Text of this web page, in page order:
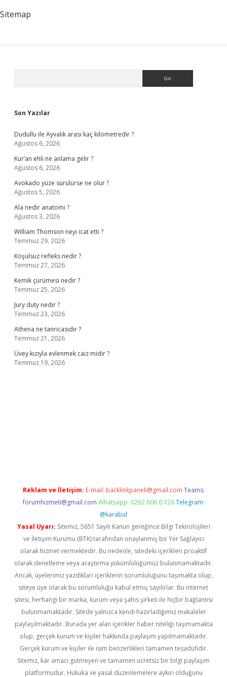
Sitemap
Son Yazılar
Dudullu ile Ayvalık arası kaç kilometredir ?
Ağustos 6, 2026
Kur’an ehli ne anlama gelir ?
Ağustos 6, 2026
Avokado yüze sürülürse ne olur ?
Ağustos 5, 2026
Ala nedir anatomi ?
Ağustos 3, 2026
William Thomson neyi icat etti ?
Temmuz 29, 2026
Koşulsuz refleks nedir ?
Temmuz 27, 2026
Kemik çürümesi nedir ?
Temmuz 25, 2026
Jury duty nedir ?
Temmuz 23, 2026
Athena ne tanricasıdır ?
Temmuz 21, 2026
Üvey kızıyla evlenmek caiz midir ?
Temmuz 19, 2026
Reklam ve İletişim: E-mail: backlinkpaneli@gmail.com Teams:
forumhizmeti@gmail.com Whatsapp: 0262 606 0 726 Telegram:
@karabul
Yasal Uyarı: Sitemiz, 5651 Sayılı Kanun gereğince Bilgi Teknolojileri
ve İletişim Kurumu (BTK) tarafından onaylanmış bir Yer Sağlayıcı
olarak hizmet vermektedir. Bu nedenle, sitedeki içerikleri proaktif
olarak denetleme veya araştırma yükümlülüğümüz bulunmamaktadır.
Ancak, üyelerimiz yazdıkları içeriklerin sorumluluğunu taşımakta olup,
siteye üye olarak bu sorumluluğu kabul etmiş sayılırlar. Bu internet
sitesi, herhangi bir marka, kurum veya şahıs şirketi ile hiçbir bağlantısı
bulunmamaktadır. Sitede yalnızca kendi hazırladığımız makaleler
paylaşılmaktadır. Burada yer alan içerikler haber niteliği taşımamakta
olup, gerçek kurum ve kişiler hakkında paylaşım yapılmamaktadır.
Gerçek kurum ve kişiler ile isim benzerlikleri tamamen tesadüfidir.
Sitemiz, kar amacı gütmeyen ve tamamen ücretsiz bir bilgi paylaşım
platformudur. Hukuka ve yasal düzenlemelere aykırı olduğunu